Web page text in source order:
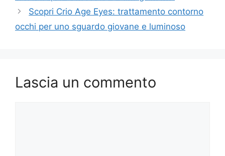
Scopri Crio Age Eyes: trattamento contorno
occhi per uno sguardo giovane e luminoso
Lascia un commento